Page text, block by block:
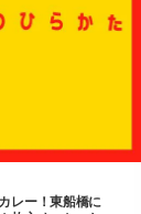
レー！東船橋に